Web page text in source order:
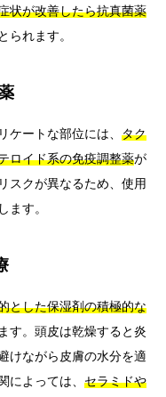
状が改善したら抗真菌薬
られます。
ケートな部位には、 タク
ロイド系の免疫調整薬が
スクが異なるため、使用
ます。
とした保湿剤の積極的な
す。頭皮は乾燥すると炎
けながら皮膚の水分を適
によっては、 セラミドや